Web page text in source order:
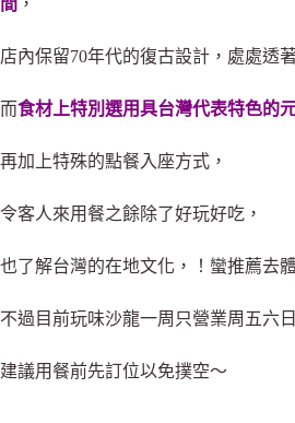
間 ，
店內保留70年代的復古設計，處處透
而食材上特別選用具台灣代表特色的
再加上特殊的點餐入座方式，
令客人來用餐之餘除了好玩好吃，
也了解台灣的在地文化， ！蠻推薦去
不過目前玩味沙龍一周只營業周五六
建議用餐前先訂位以免撲空～